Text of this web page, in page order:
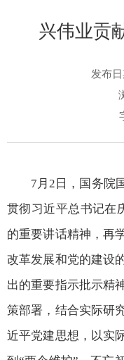
兴伟业贡
发布
7月2日，国务院
贯彻习近平总书记在
的重要讲话精神，再
改革发展和党的建设
出的重要指示批示精
策部署，结合实际研
近平党建思想，以实